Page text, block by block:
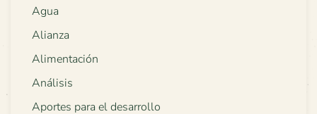
Agua
Alianza
Alimentación
Análisis
Aportes para el desarrollo